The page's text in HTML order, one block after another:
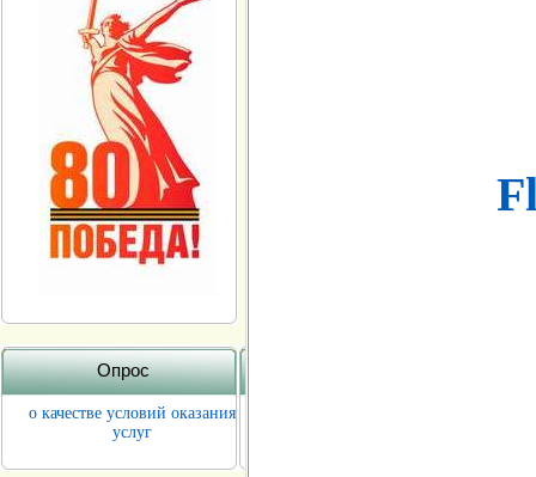
Опрос
о качестве условий оказания
услуг